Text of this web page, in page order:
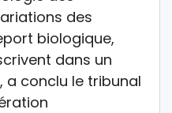
des
biologique,
dans un
a conclu le tribunal